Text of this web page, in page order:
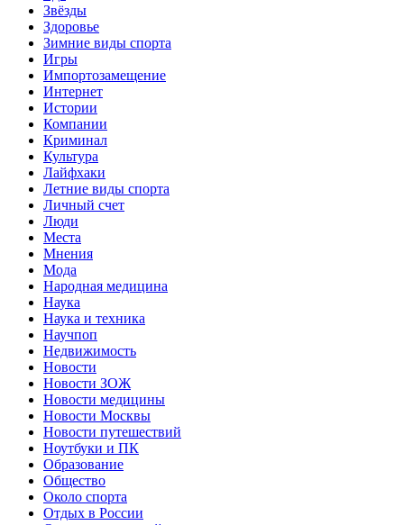
Звёзды
Здоровье
Зимние виды спорта
Игры
Импортозамещение
Интернет
Истории
Компании
Криминал
Культура
Лайфхаки
Летние виды спорта
Личный счет
Люди
Места
Мнения
Мода
Народная медицина
Наука
Наука и техника
Научпоп
Недвижимость
Новости
Новости ЗОЖ
Новости медицины
Новости Москвы
Новости путешествий
Ноутбуки и ПК
Образование
Общество
Около спорта
Отдых в России